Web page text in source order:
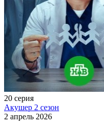
20 серия
Акушер 2 сезон
2 апрель 2026